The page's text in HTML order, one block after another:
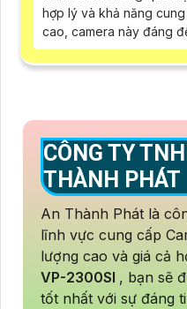
hợp lý và khả năng
cao, camera này đáng
CÔNG TY
THÀNH PHÁT
An Thành Phát là
lĩnh vực cung cấp
lượng cao và giá cả
VP-2300SI , bạn sẽ
tốt nhất với sự đáng